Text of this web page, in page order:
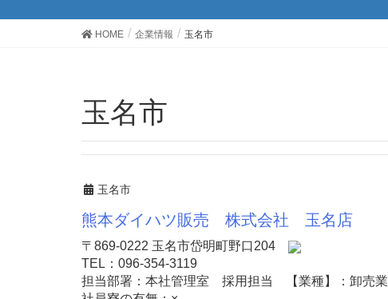
HOME 企業情報 玉名市
玉名市
玉名市
熊本ダイハツ販売 株式会社 玉名店
〒869-0222 玉名市岱明町野口204
TEL：096-354-3119
担当部署：本社管理室 採用担当 【業種】：卸売